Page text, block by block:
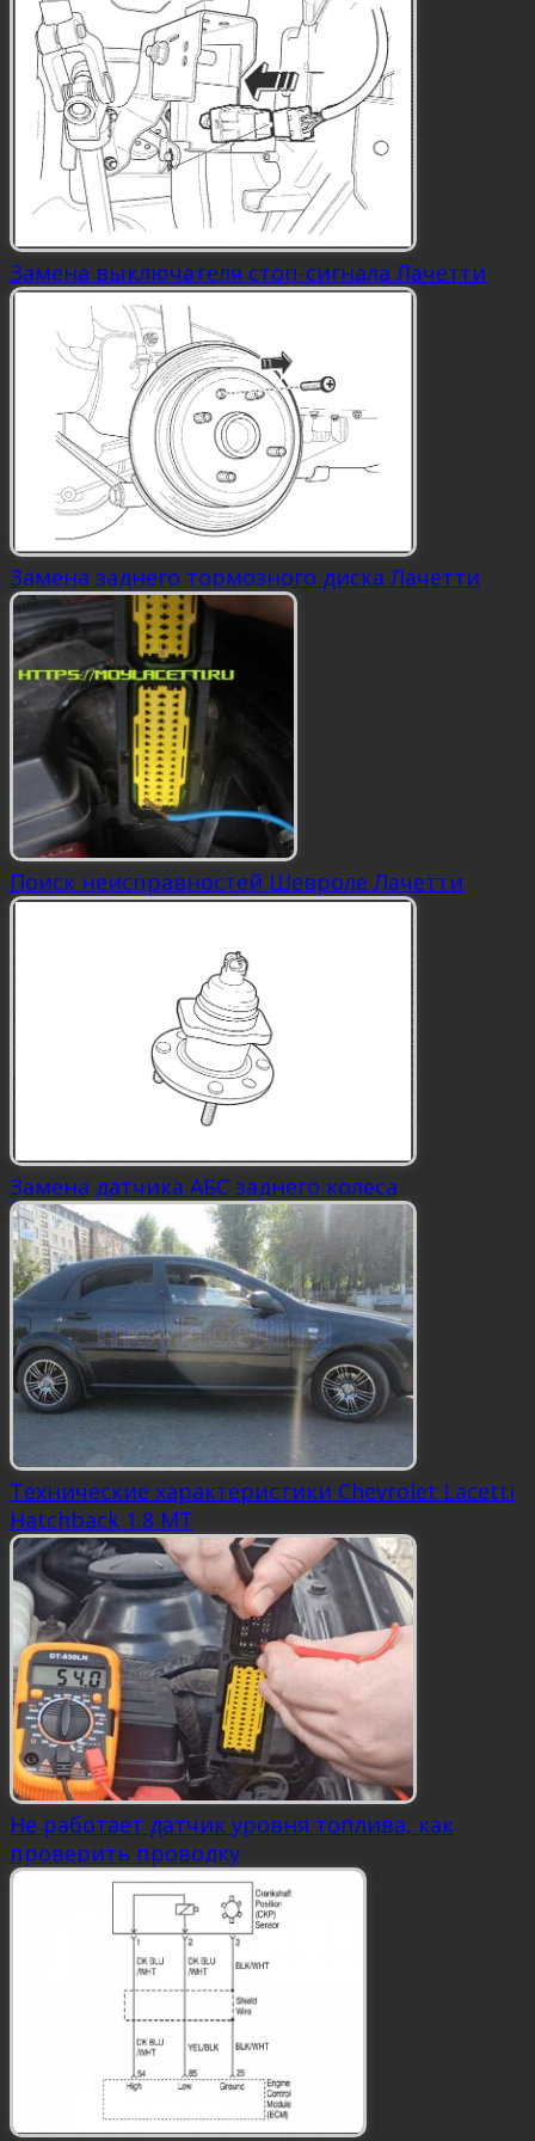
Замена выключателя стоп-сигнала Лачетти
Замена заднего тормозного диска Лачетти
Поиск неисправностей Шевроле Лачетти
Замена датчика АБС заднего колеса
Технические характеристики Chevrolet Lacetti
Hatchback 1.8 MT
Не работает датчик уровня топлива, как
проверить проводку